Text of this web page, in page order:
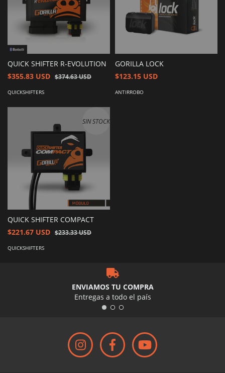
QUICK SHIFTER R-EVOLUTION
$355.83 USD $374.63 USD
QUICKSHIFTERS
GORILLA LOCK
$123.15 USD
ANTIRROBO
SIN STOCK
QUICK SHIFTER COMPACT
$221.67 USD $233.33 USD
QUICKSHIFTERS
ENVIAMOS TU COMPRA
Entregas a todo el país